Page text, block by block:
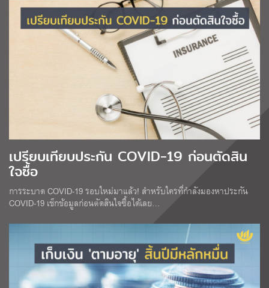
เปรียบเทียบประกัน COVID-19 ก่อนตัดสิน
ใจซื้อ
การระบาด COVID-19 รอบใหม่มาแล้ว! สำหรับใครที่กำลังมองหาประกัน
COVID-19 เช็กข้อมูลก่อนตัดสินใจซื้อได้เลย…